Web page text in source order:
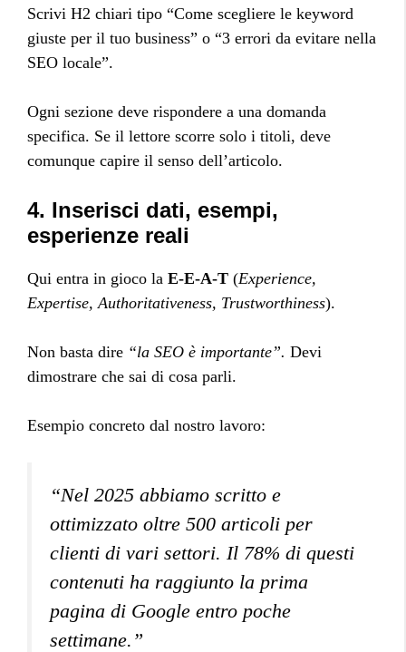
Scrivi H2 chiari tipo “Come scegliere le keyword
giuste per il tuo business” o “3 errori da evitare nella
SEO locale”.
Ogni sezione deve rispondere a una domanda
specifica. Se il lettore scorre solo i titoli, deve
comunque capire il senso dell’articolo.
4. Inserisci dati, esempi,
esperienze reali
Qui entra in gioco la E-E-A-T (Experience,
Expertise, Authoritativeness, Trustworthiness).
Non basta dire “la SEO è importante”. Devi
dimostrare che sai di cosa parli.
Esempio concreto dal nostro lavoro:
“Nel 2025 abbiamo scritto e
ottimizzato oltre 500 articoli per
clienti di vari settori. Il 78% di questi
contenuti ha raggiunto la prima
pagina di Google entro poche
settimane.”